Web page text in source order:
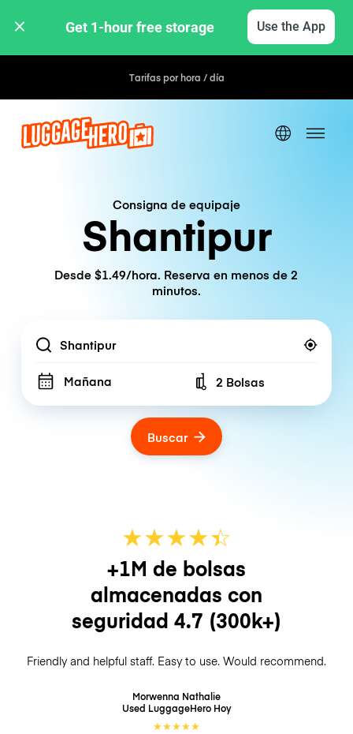
Get 1-hour free storage Use the App
Tarifas por hora / día
Consigna de equipaje
Shantipur
Desde $1.49/hora. Reserva en menos de 2
minutos.
Location
Mañana Number of bags
2 Bolsas
Buscar
★★★★☆
★
+1M de bolsas
almacenadas con
seguridad 4.7 (300k+)
Friendly and helpful staff. Easy to use. Would recommend.
Morwenna Nathalie
Used LuggageHero Hoy
★★★★★